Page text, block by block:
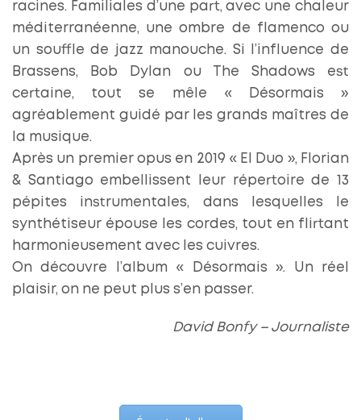
racines. Familiales d’une part, avec une chaleur
méditerranéenne, une ombre de flamenco ou
un souffle de jazz manouche. Si l’influence de
Brassens, Bob Dylan ou The Shadows est
certaine, tout se mêle « Désormais »
agréablement guidé par les grands maîtres de
la musique.
Après un premier opus en 2019 « El Duo », Florian
& Santiago embellissent leur répertoire de 13
pépites instrumentales, dans lesquelles le
synthétiseur épouse les cordes, tout en flirtant
harmonieusement avec les cuivres.
On découvre l’album « Désormais ». Un réel
plaisir, on ne peut plus s’en passer.
David Bonfy – Journaliste